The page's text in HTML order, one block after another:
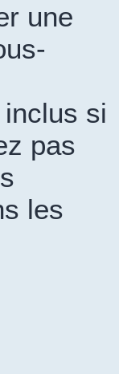
une
si
pas
les